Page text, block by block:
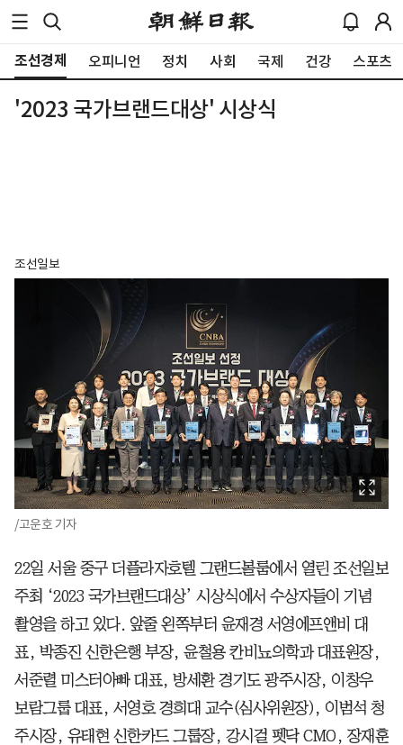
조선경제 오피니언 정치 사회 국제 건강 스포츠
'2023 국가브랜드대상' 시상식
조선일보
/고운호 기자
22일 서울 중구 더플라자호텔 그랜드볼룸에서 열린 조선일보
주최 ‘2023 국가브랜드대상’ 시상식에서 수상자들이 기념
촬영을 하고 있다. 앞줄 왼쪽부터 윤재경 서영에프앤비 대
표, 박종진 신한은행 부장, 윤철용 칸비뇨의학과 대표원장,
서준렬 미스터아빠 대표, 방세환 경기도 광주시장, 이창우
보람그룹 대표, 서영호 경희대 교수(심사위원장), 이범석 청
주시장, 유태현 신한카드 그룹장, 강시걸 펫닥 CMO, 장재훈